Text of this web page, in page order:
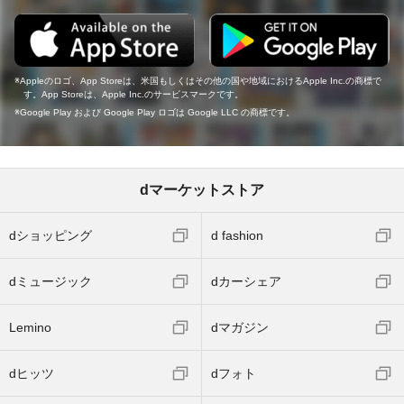
Appleのロゴ、App Storeは、米国もしくはその他の国や地域におけるApple Inc.の商標で
す。App Storeは、Apple Inc.のサービスマークです。
Google Play および Google Play ロゴは Google LLC の商標です。
dマーケットストア
dショッピング d fashion
dミュージック dカーシェア
Lemino dマガジン
dヒッツ dフォト